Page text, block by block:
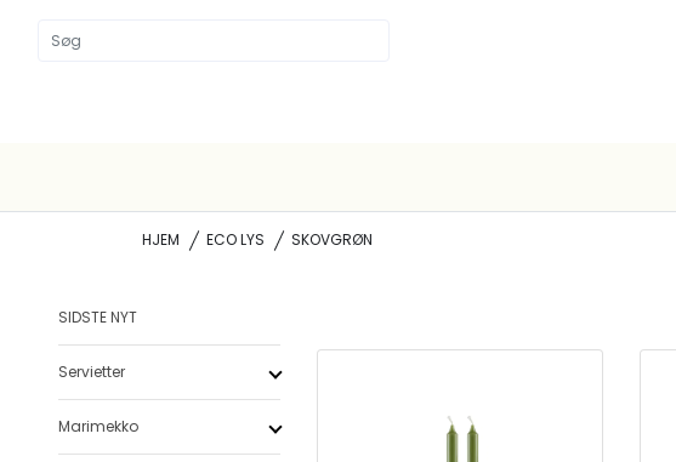
HJEM ECO LYS SKOVGRØN
SIDSTE NYT
Servietter
Marimekko